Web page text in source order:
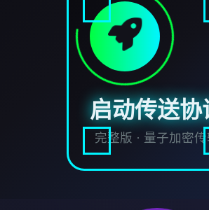
启动传送协
完整版 · 量子加密